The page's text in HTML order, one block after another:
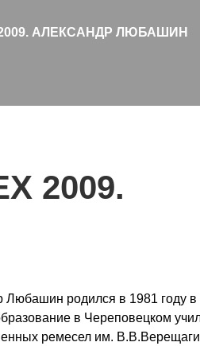
АЛЕКСАНДР ЛЮБАШИН
2009.
Любашин родился в 1981 году
в Череповецком
ремесел им.